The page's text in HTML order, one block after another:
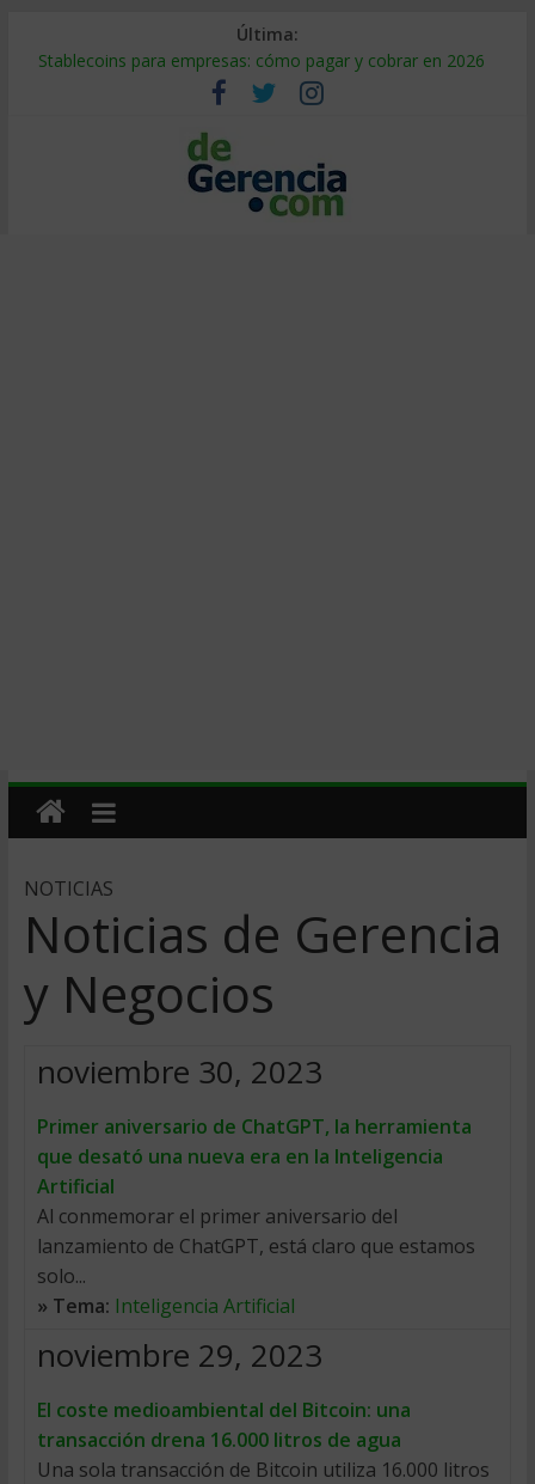
Última:
Stablecoins para empresas: cómo pagar y cobrar en 2026
Despido silencioso: qué es y por qué sale tan caro
IA en selección de personal: cómo auditarla a tiempo
Trabajo forzoso en la cadena de suministro: qué hacer
Mercado hispano de EE. UU.: cómo segmentarlo y venderle
NOTICIAS
Noticias de Gerencia
y Negocios
noviembre 30, 2023
Primer aniversario de ChatGPT, la herramienta
que desató una nueva era en la Inteligencia
Artificial
Al conmemorar el primer aniversario del
lanzamiento de ChatGPT, está claro que estamos
solo...
» Tema: Inteligencia Artificial
noviembre 29, 2023
El coste medioambiental del Bitcoin: una
transacción drena 16.000 litros de agua
Una sola transacción de Bitcoin utiliza 16.000 litros